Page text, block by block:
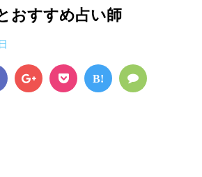
おすすめ占い師
B!